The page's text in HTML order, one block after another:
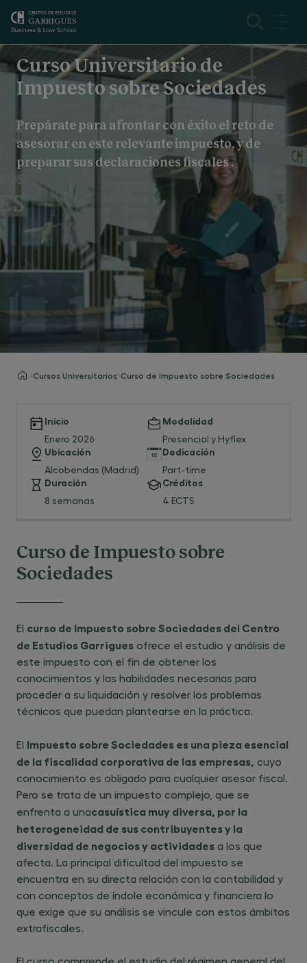
Curso Universitario de
Impuesto sobre Sociedades
Prepárate para afrontar con éxito el reto de
asesorar en este relevante impuesto, y de
preparar sus declaraciones fiscales .
Presentación
Cursos Universitarios Curso de Impuesto sobre Sociedades
Inicio
Enero 2026
Modalidad
Presencial y Hyflex
Ubicación
Alcobendas (Madrid)
Dedicación
Part-time
Duración
8 semanas
Créditos
4 ECTS
Curso de Impuesto sobre
Sociedades
El ​ curso de Impuesto sobre Sociedades del Centro
de Estudios Garrigues ofrece el estudio y análisis de
este impuesto con el fin de obtener los
conocimientos y las habilidades necesarias para
proceder a su liquidación y resolver los problemas
técnicos que puedan plantearse en la práctica.
El ​ Impuesto sobre Sociedades es una pieza esencial
de la fiscalidad corporativa de las empresas, cuyo
conocimiento es obligado para cualquier asesor fiscal.
Pero se trata de un impuesto complejo, que se
enfrenta a una​casuística muy diversa, por la
heterogeneidad de sus contribuyentes y la
diversidad de negocios y actividades a los que
afecta. La principal dificultad del impuesto se
encuentra en su directa relación con la contabilidad y
con conceptos de índole económica y financiera lo
que exige que su análisis se vincule con estos ámbitos
extrafiscales.